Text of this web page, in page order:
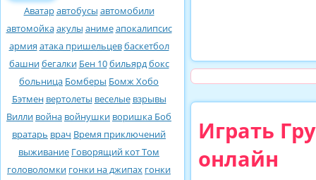
Аватаравтобусы автомобили
автомойкаакулы анимеапокалипсис
армия атака пришельцевбаскетбол
башнибегалки Бен 10бильярдбокс
больница Бомберы Бомж Хобо
Бэтмен вертолеты веселые взрывы
Вилли война войнушки воришка Боб
вратарь врач Время приключений
выживание Говорящий кот Том
головоломки гонки на джипах гонки
Играть
онлайн